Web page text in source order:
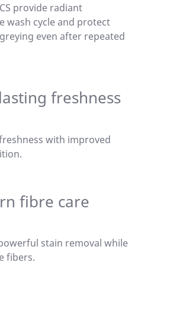
provide radiant
wash cycle and protect
even after repeated
freshness
with improved
fibre care
stain removal while
fibers.